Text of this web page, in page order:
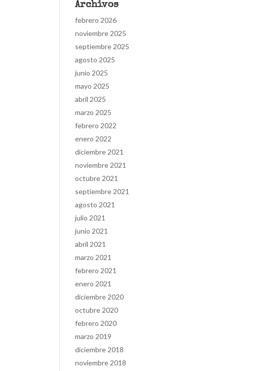
Archivos
febrero 2026
noviembre 2025
septiembre 2025
agosto 2025
junio 2025
mayo 2025
abril 2025
marzo 2025
febrero 2022
enero 2022
diciembre 2021
noviembre 2021
octubre 2021
septiembre 2021
agosto 2021
julio 2021
junio 2021
abril 2021
marzo 2021
febrero 2021
enero 2021
diciembre 2020
octubre 2020
febrero 2020
marzo 2019
diciembre 2018
noviembre 2018